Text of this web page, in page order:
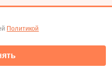
Политикой